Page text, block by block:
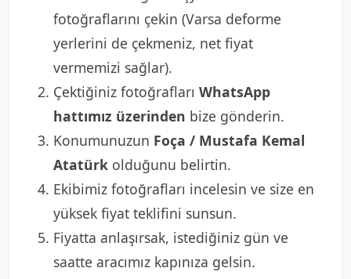
fotoğraflarını çekin (Varsa deforme
yerlerini de çekmeniz, net fiyat
vermemizi sağlar).
Çektiğiniz fotoğrafları WhatsApp
hattımız üzerinden bize gönderin.
Konumunuzun Foça / Mustafa Kemal
Atatürk olduğunu belirtin.
Ekibimiz fotoğrafları incelesin ve size en
yüksek fiyat teklifini sunsun.
Fiyatta anlaşırsak, istediğiniz gün ve
saatte aracımız kapınıza gelsin.